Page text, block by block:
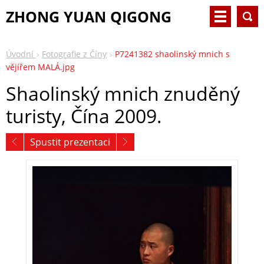
ZHONG YUAN QIGONG
Úvodní Fotografie z Číny
P7241382 shaolinský mnich s
vějířem MALÁ.jpg
Shaolinský mnich znuděný
turisty, Čína 2009.
Spustit prezentaci